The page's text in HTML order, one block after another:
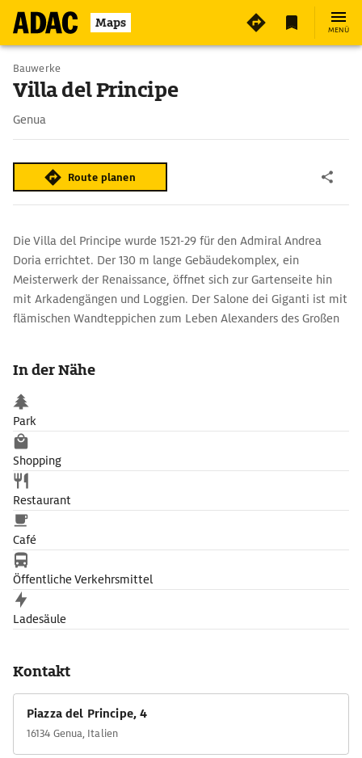
Maps MENÜ
Bauwerke
Villa del Principe
Genua
Route planen
Die Villa del Principe wurde 1521-29 für den Admiral Andrea
Doria errichtet. Der 130 m lange Gebäudekomplex, ein
Meisterwerk der Renaissance, öffnet sich zur Gartenseite hin
mit Arkadengängen und Loggien. Der Salone dei Giganti ist mit
flämischen Wandteppichen zum Leben Alexanders des Großen
Camillo und Galleria Aurea. Blickfang im Garten ist ein von
einer Statue des Meeresgottes Neptun gekrönter Brunnen.
In der Nähe
Park
Shopping
Restaurant
Café
Öffentliche Verkehrsmittel
Ladesäule
Kontakt
Piazza del Principe, 4
16134 Genua, Italien